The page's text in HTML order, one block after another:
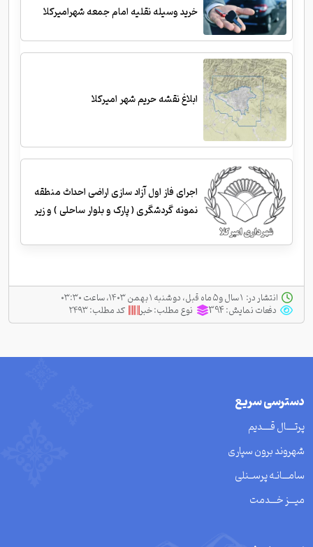
خرید وسیله نقلیه امام جمعه شهرامیرکلا
ابلاغ نقشه حریم شهر امیرکلا
اجرای فاز اول آزاد سازی اراضی احداث منطقه
نمونه گردشگری ( پارک و بلوار ساحلی ) و زیر
انتشار در:
دفعات نمایش:394 نوع مطلب:خبر کد مطلب:۲۴۹۳
دسترسی سریع
پرتــــال قــــدیم
شهروند برون سپاری
سامـــانـه پرســنلی
میـــز خـــدمت